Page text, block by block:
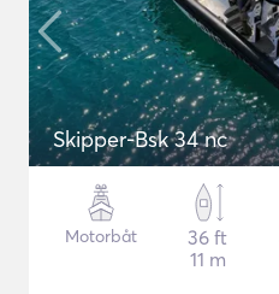
Skipper-Bsk 34 nc
Motorbåt
36 ft
11 m